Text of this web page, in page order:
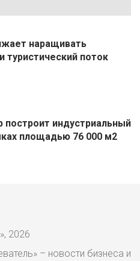
наращивать
туристический поток
построит индустриальный
площадью 76 000 м2
2026
– новости бизнеса и